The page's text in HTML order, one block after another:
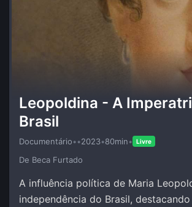
Leopoldina - A
Brasil
Documentário••2023•80min• Livre
De Beca Furtado
A influência política de Maria
independência do Brasil,